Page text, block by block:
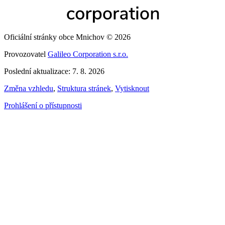
Oficiální stránky obce Mnichov © 2026
Provozovatel Galileo Corporation s.r.o.
Poslední aktualizace: 7. 8. 2026
Změna vzhledu, Struktura stránek, Vytisknout
Prohlášení o přístupnosti